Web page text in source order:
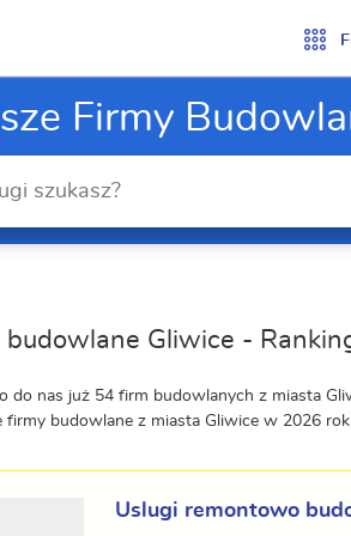
Firmy
budowlane Gliwice -
do nas już 54 firm budowlanych z miasta
firmy budowlane z miasta Gliwice w 2026
Uslugi remontowo